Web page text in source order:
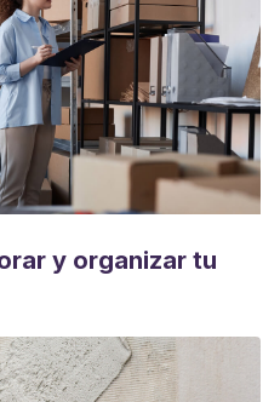
y organizar tu